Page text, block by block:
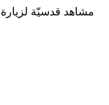
مشاهد قدسيّة